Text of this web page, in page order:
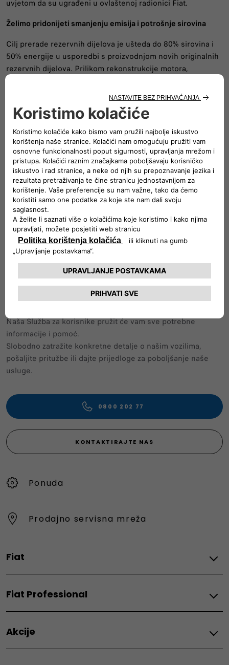
uvjetom da su ugrađeni u ovlaštenoj radionici Fiat.
Želimo pridonijeti smanjenju emisija i potrošnje sirovina
Cilj prerade rezervnih dijelova je ušteda do 80% sirovina i
50% energije u usporedbi s proizvodnjom novih originalnih
rezervnih dijelova. Prilikom rekonstrukcije motora,
energije u usporedbi s proizvodnjom istog novog motora.
Osim što štedite novac, brinete i o okolišu.
NARUČITE SE NA SERVIS
Slijedite nam
POSVEĆENI TIM KOJI VAS PODRŽAVA
Naša Služba za korisnike pružit će vam sve potrebne
informacije i pomoć.
Slobodno zatražite konkretne detalje o našim vozilima,
pošaljite pritužbe ili dajte prijedloge za poboljšanje naše
usluge.
0800 202 77
KONTAKTIRAJTE NAS
Ponuda
Prodajno servisna mreža
Fiat
Grande Panda Electric
600e
Fiat Professional
E-Doblo
Akcije